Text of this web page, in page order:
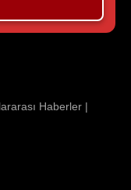
Haberler |